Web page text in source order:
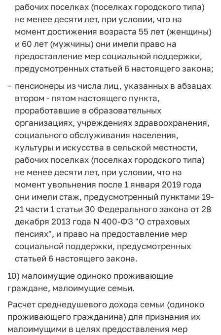
рабочих поселках (поселках городского типа)
не менее десяти лет, при условии, что на
момент достижения возраста 55 лет (женщины)
и 60 лет (мужчины) они имели право на
предоставление мер социальной поддержки,
предусмотренных статьей 6 настоящего закона;
пенсионеры из числа лиц, указанных в абзацах
втором - пятом настоящего пункта,
проработавшие в образовательных
организациях, учреждениях здравоохранения,
социального обслуживания населения,
культуры и искусства в сельской местности,
рабочих поселках (поселках городского типа)
не менее десяти лет, при условии, что на
момент увольнения после 1 января 2019 года
они имели стаж, предусмотренный пунктами 19-
21 части 1 статьи 30 Федерального закона от 28
декабря 2013 года N 400-ФЗ "О страховых
пенсиях", и право на предоставление мер
социальной поддержки, предусмотренных
статьей 6 настоящего закона.
10) малоимущие одиноко проживающие
граждане, малоимущие семьи.
Расчет среднедушевого дохода семьи (одиноко
проживающего гражданина) для признания их
малоимущими в целях предоставления мер